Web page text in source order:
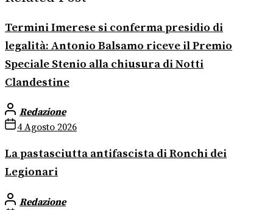
Termini Imerese si conferma presidio di
legalità: Antonio Balsamo riceve il Premio
Speciale Stenio alla chiusura di Notti
Clandestine
Redazione
4 Agosto 2026
La pastasciutta antifascista di Ronchi dei
Legionari
Redazione